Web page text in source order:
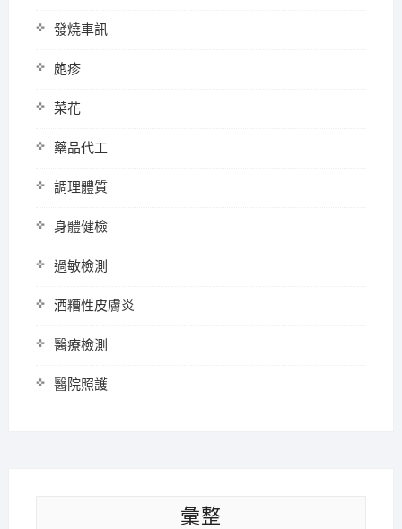
發燒車訊
皰疹
菜花
藥品代工
調理體質
身體健檢
過敏檢測
酒糟性皮膚炎
醫療檢測
醫院照護
彙整